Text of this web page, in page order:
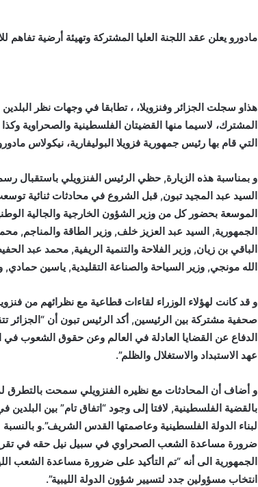
مادورو يعلن عقد اللجنة العليا المشتركة وتهيئة أرضية تفاهم
هذاو سجلت الجزائر وفنزويلا، ، تطابقا في وجهات نظر
المشترك، لاسيما منها القضيتان الفلسطينية والصحراوية
التي قام بها رئيس جمهورية فزويلا البوليفارية، نيكولاس
و بمناسبة هذه الزيارة, حظي الرئيس الفنزويلي باستقبال
السيد عبد المجيد تبون, قبل الشروع في محادثات ثنائية
الموسعة بحضور كل من وزير الشؤون الخارجية والجالية
الجمهورية, السيد عبد العزيز خلف, وزير الطاقة والمناجم,
الباقي بن زيان, وزير الفلاحة والتنمية الريفية, محمد عبد
الله مونجي, وزير السياحة والصناعة التقليدية, ياسين حمادي,
و قد كانت لهؤلاء الوزراء لقاءات قطاعية مع نظرائهم من
صحفية مشتركة بين الرئيسين, أكد الرئيس تبون أن “الجزائر
الدفاع عن القضايا العادلة في العالم وعن حقوق الشعوب في
عهد الاستبداد والاستغلال والظلم”.
و أضاف أن المحادثات مع نظيره الفنزويلي سمحت بالتطرق
بالقضية الفلسطينية, لافتا إلى وجود “اتفاق تام” بين
لبناء الدولة الفلسطينية وعاصمتها القدس الشريف”.و
ضرورة مساعدة الشعب الصحراوي في سبيل نيل حقه في
الجمهورية الى أنه “تم التأكيد على ضرورة مساعدة الشعب
انتخاب مسؤولين جدد لتسيير شؤون الدولة الليبية”.